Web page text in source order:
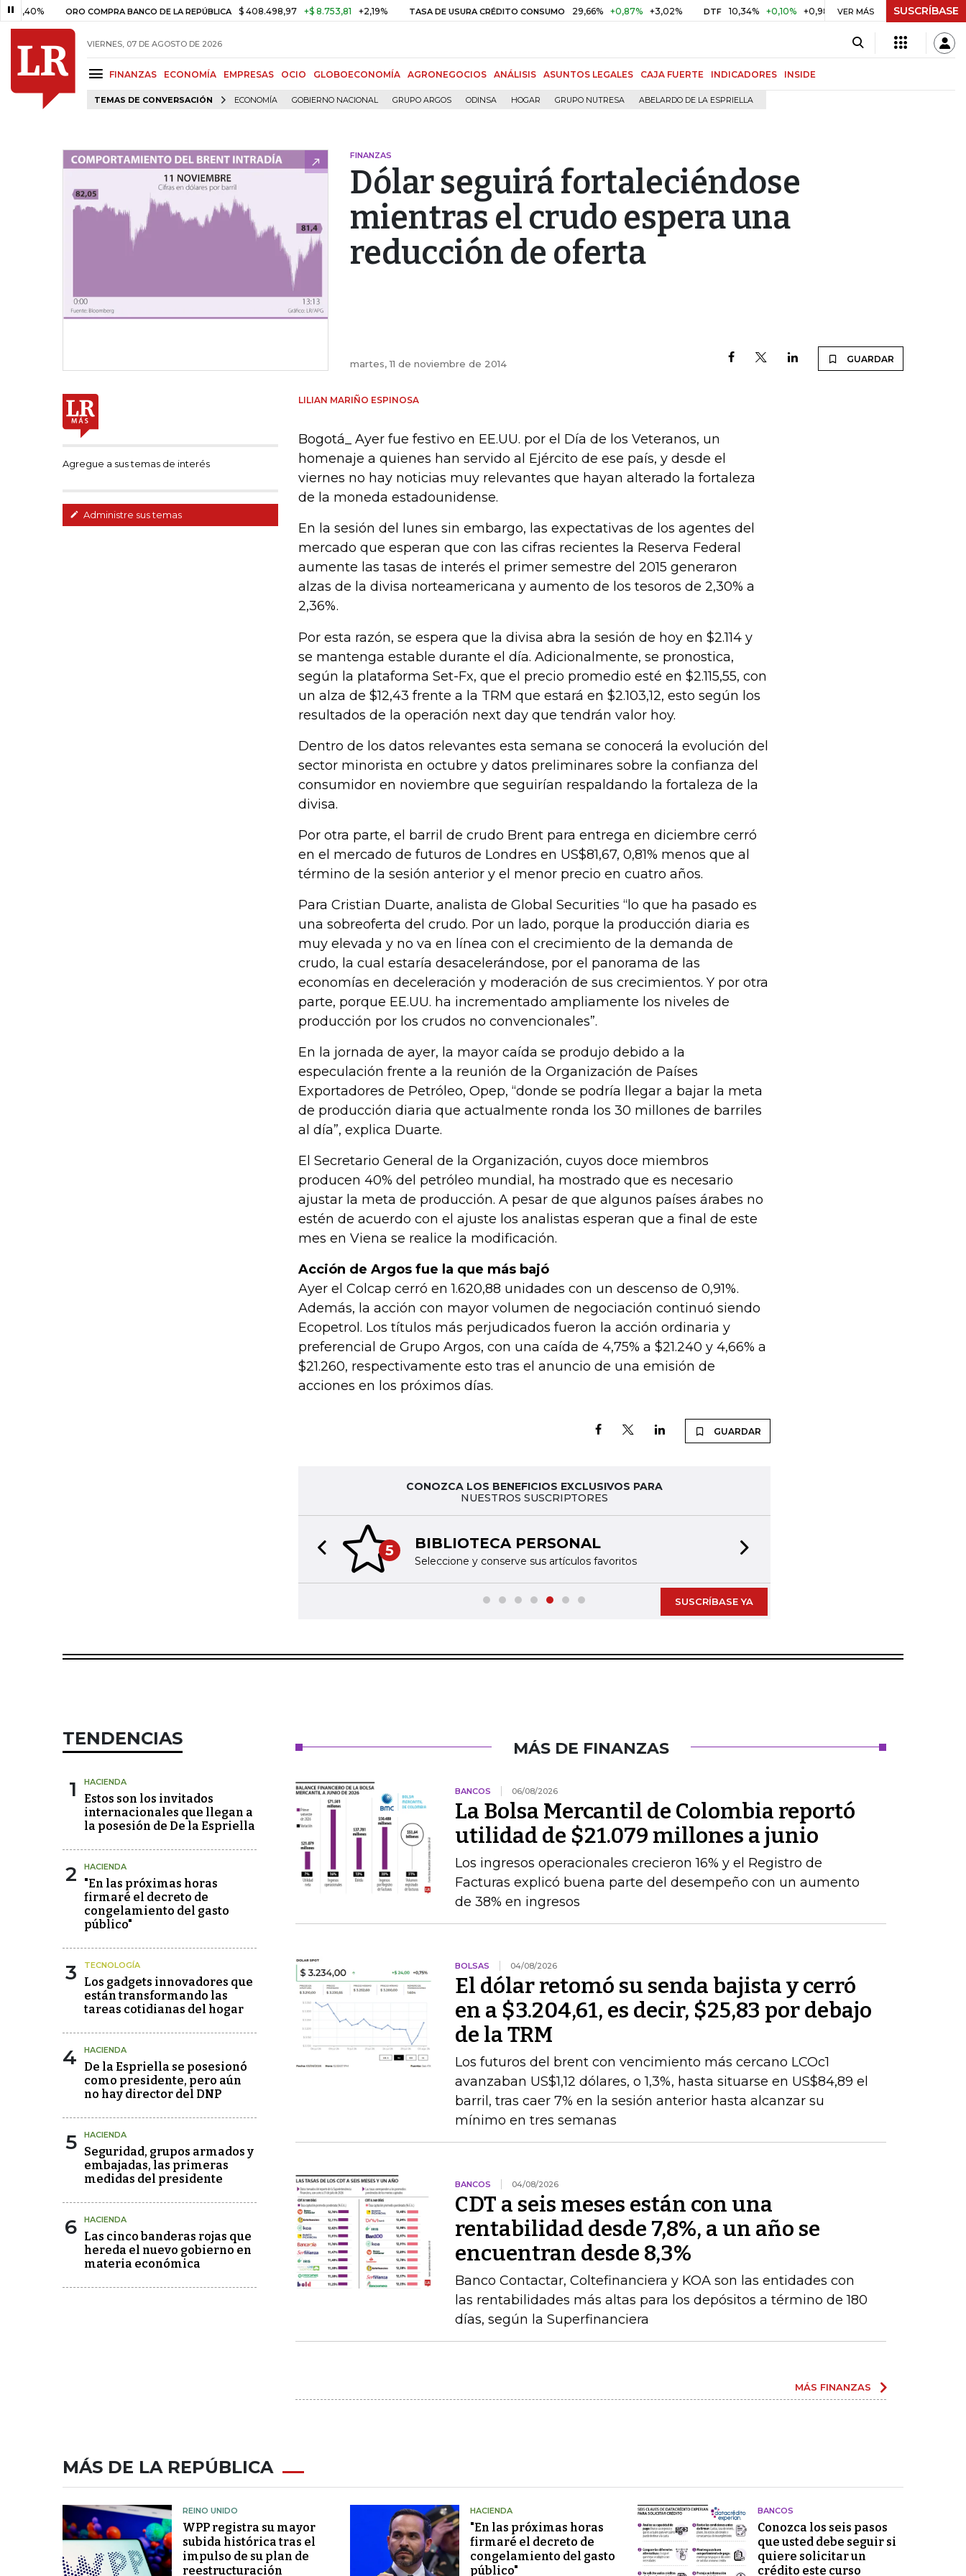
ORO COMPRA BANCO DE LA REPÚBLICA $ 408.498,97 +$ 8.753,81 +2,19% TASA DE USURA CRÉDITO CONSUMO 29,66% +0,87% +3,02% DTF 10,34% +0,10% +0,98% UVR $ 416,91 +$ 0,05 +0,01%
VER MÁS SUSCRÍBASE
VIERNES, 07 DE AGOSTO DE 2026
FINANZAS ECONOMÍA EMPRESAS OCIO GLOBOECONOMÍA AGRONEGOCIOS ANÁLISIS ASUNTOS LEGALES CAJA FUERTE INDICADORES INSIDE
TEMAS DE CONVERSACIÓN ECONOMÍA GOBIERNO NACIONAL GRUPO ARGOS ODINSA HOGAR GRUPO NUTRESA ABELARDO DE LA ESPRIELLA
FINANZAS
Dólar seguirá fortaleciéndose
mientras el crudo espera una
reducción de oferta
martes, 11 de noviembre de 2014 GUARDAR
Agregue a sus temas de interés
Administre sus temas
LILIAN MARIÑO ESPINOSA
Bogotá_ Ayer fue festivo en EE.UU. por el Día de los Veteranos, un
homenaje a quienes han servido al Ejército de ese país, y desde el
viernes no hay noticias muy relevantes que hayan alterado la fortaleza
de la moneda estadounidense.
En la sesión del lunes sin embargo, las expectativas de los agentes del
mercado que esperan que con las cifras recientes la Reserva Federal
aumente las tasas de interés el primer semestre del 2015 generaron
alzas de la divisa norteamericana y aumento de los tesoros de 2,30% a
2,36%.
Por esta razón, se espera que la divisa abra la sesión de hoy en $2.114 y
se mantenga estable durante el día. Adicionalmente, se pronostica,
según la plataforma Set-Fx, que el precio promedio esté en $2.115,55, con
un alza de $12,43 frente a la TRM que estará en $2.103,12, esto según los
resultados de la operación next day que tendrán valor hoy.
Dentro de los datos relevantes esta semana se conocerá la evolución del
sector minorista en octubre y datos preliminares sobre la confianza del
consumidor en noviembre que seguirían respaldando la fortaleza de la
divisa.
Por otra parte, el barril de crudo Brent para entrega en diciembre cerró
en el mercado de futuros de Londres en US$81,67, 0,81% menos que al
término de la sesión anterior y el menor precio en cuatro años.
Para Cristian Duarte, analista de Global Securities “lo que ha pasado es
una sobreoferta del crudo. Por un lado, porque la producción diaria es
muy elevada y no va en línea con el crecimiento de la demanda de
crudo, la cual estaría desacelerándose, por el panorama de las
economías en deceleración y moderación de sus crecimientos. Y por otra
parte, porque EE.UU. ha incrementado ampliamente los niveles de
producción por los crudos no convencionales”.
En la jornada de ayer, la mayor caída se produjo debido a la
especulación frente a la reunión de la Organización de Países
Exportadores de Petróleo, Opep, “donde se podría llegar a bajar la meta
de producción diaria que actualmente ronda los 30 millones de barriles
al día”, explica Duarte.
El Secretario General de la Organización, cuyos doce miembros
producen 40% del petróleo mundial, ha mostrado que es necesario
ajustar la meta de producción. A pesar de que algunos países árabes no
estén de acuerdo con el ajuste los analistas esperan que a final de este
mes en Viena se realice la modificación.
Acción de Argos fue la que más bajó
Ayer el Colcap cerró en 1.620,88 unidades con un descenso de 0,91%.
Además, la acción con mayor volumen de negociación continuó siendo
Ecopetrol. Los títulos más perjudicados fueron la acción ordinaria y
preferencial de Grupo Argos, con una caída de 4,75% a $21.240 y 4,66% a
$21.260, respectivamente esto tras el anuncio de una emisión de
acciones en los próximos días.
GUARDAR
CONOZCA LOS BENEFICIOS EXCLUSIVOS PARA
NUESTROS SUSCRIPTORES
5 BIBLIOTECA PERSONAL
Seleccione y conserve sus artículos favoritos
Previous slide
SUSCRÍBASE YA
TENDENCIAS
1 HACIENDA
Estos son los invitados
internacionales que llegan a
la posesión de De la Espriella
2 HACIENDA
"En las próximas horas
firmaré el decreto de
congelamiento del gasto
público"
3 TECNOLOGÍA
Los gadgets innovadores que
están transformando las
tareas cotidianas del hogar
4 HACIENDA
De la Espriella se posesionó
como presidente, pero aún
no hay director del DNP
5 HACIENDA
Seguridad, grupos armados y
embajadas, las primeras
medidas del presidente
6 HACIENDA
Las cinco banderas rojas que
hereda el nuevo gobierno en
materia económica
MÁS DE FINANZAS
BANCOS 06/08/2026
La Bolsa Mercantil de Colombia reportó
utilidad de $21.079 millones a junio
Los ingresos operacionales crecieron 16% y el Registro de
Facturas explicó buena parte del desempeño con un aumento
de 38% en ingresos
BOLSAS 04/08/2026
El dólar retomó su senda bajista y cerró
en a $3.204,61, es decir, $25,83 por debajo
de la TRM
Los futuros del brent con vencimiento más cercano LCOc1
avanzaban US$1,12 dólares, o 1,3%, hasta situarse en US$84,89 el
barril, tras caer 7% en la sesión anterior hasta alcanzar su
mínimo en tres semanas
BANCOS 04/08/2026
CDT a seis meses están con una
rentabilidad desde 7,8%, a un año se
encuentran desde 8,3%
Banco Contactar, Coltefinanciera y KOA son las entidades con
las rentabilidades más altas para los depósitos a término de 180
días, según la Superfinanciera
MÁS FINANZAS
MÁS DE LA REPÚBLICA
REINO UNIDO
WPP registra su mayor
subida histórica tras el
impulso de su plan de
reestructuración
HACIENDA
"En las próximas horas
firmaré el decreto de
congelamiento del gasto
público"
BANCOS
Conozca los seis pasos
que usted debe seguir si
quiere solicitar un
crédito este curso